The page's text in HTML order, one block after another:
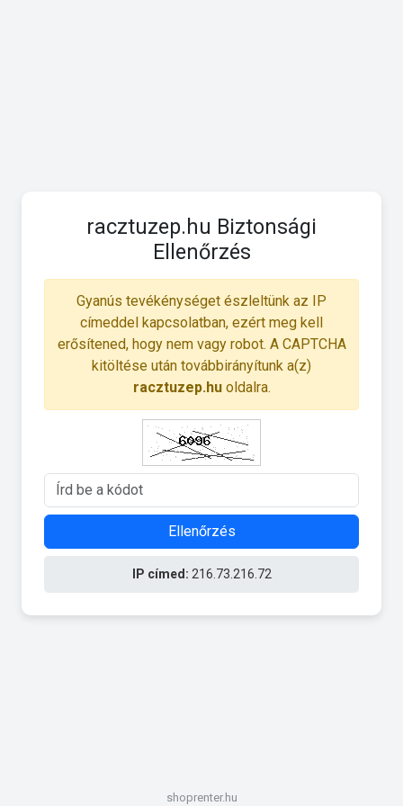
racztuzep.hu Biztonsági
Ellenőrzés
Gyanús tevékénységet észleltünk az IP
címeddel kapcsolatban, ezért meg kell
erősítened, hogy nem vagy robot. A CAPTCHA
kitöltése után továbbirányítunk a(z)
racztuzep.huoldalra.
Ellenőrzés
IP címed: 216.73.216.72
shoprenter.hu